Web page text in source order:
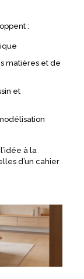
:
matières et de
et
à la
d’un cahier